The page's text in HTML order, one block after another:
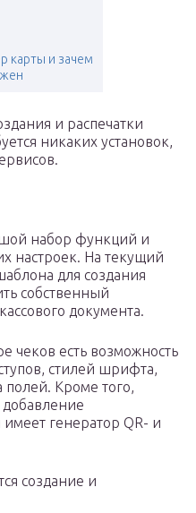
карты и зачем
и распечатки
никаких установок,
набор функций и
настроек. На текущий
для создания
собственный
документа.
чеков есть возможность
стилей шрифта,
полей. Кроме того,
генератор QR- и
создание и